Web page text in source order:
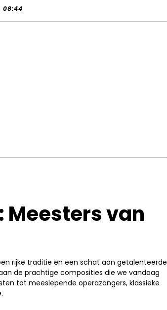
08:44
Meesters van
rijke traditie en een schat aan getalenteerde
de prachtige composities die we vandaag
tot meeslepende operazangers, klassieke